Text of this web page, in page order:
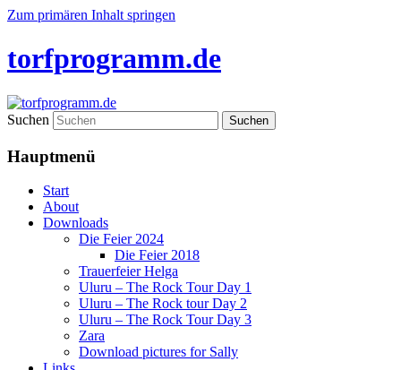
Zum primären Inhalt springen
torfprogramm.de
Suchen
Hauptmenü
Start
About
Downloads
Die Feier 2024
Die Feier 2018
Trauerfeier Helga
Uluru – The Rock Tour Day 1
Uluru – The Rock tour Day 2
Uluru – The Rock Tour Day 3
Zara
Download pictures for Sally